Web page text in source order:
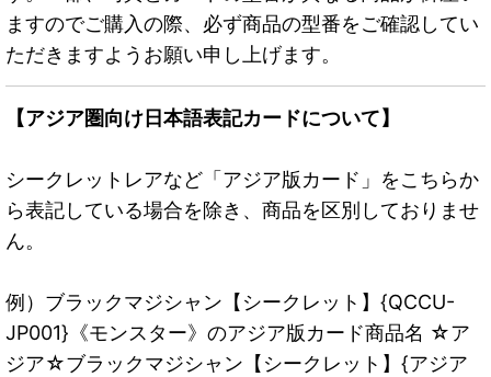
ますのでご購入の際、必ず商品の型番をご確認してい
ただきますようお願い申し上げます。
【アジア圏向け日本語表記カードについて】
シークレットレアなど「アジア版カード」をこちらか
ら表記している場合を除き、商品を区別しておりませ
ん。
例）ブラックマジシャン【シークレット】{QCCU-
JP001}《モンスター》のアジア版カード商品名 ☆ア
ジア☆ブラックマジシャン【シークレット】{アジア